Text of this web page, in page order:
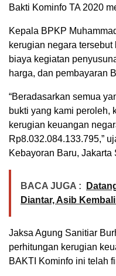
Bakti Kominfo TA 2020
Kepala BPKP
kerugian negara
biaya kegiatan
harga, dan pembayaran
“Beradasarkan semua
bukti yang kami peroleh,
kerugian keuangan
Rp8.032.084.133.795,”
Kebayoran Baru,
BACA JUGA :
Diantar, Asib
Jaksa Agung Sanitiar
perhitungan kerugian
BAKTI Kominfo ini telah